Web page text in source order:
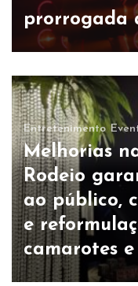
prorrogada
Entretenimento
Melhorias
Rodeio
ao público,
e
camarotes